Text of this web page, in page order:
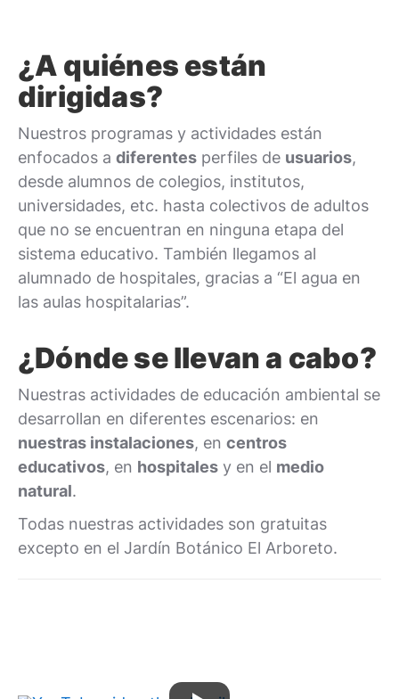
¿A quiénes están
dirigidas?
Nuestros programas y actividades están
enfocados a diferentes perfiles de usuarios,
desde alumnos de colegios, institutos,
universidades, etc. hasta colectivos de adultos
que no se encuentran en ninguna etapa del
sistema educativo. También llegamos al
alumnado de hospitales, gracias a “El agua en
las aulas hospitalarias”.
¿Dónde se llevan a cabo?
Nuestras actividades de educación ambiental se
desarrollan en diferentes escenarios: en
nuestras instalaciones, en centros
educativos, en hospitales y en el medio
natural.
Todas nuestras actividades son gratuitas
excepto en el Jardín Botánico El Arboreto.